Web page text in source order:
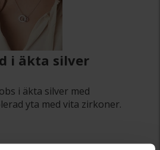
i äkta silver
i äkta silver med
yta med vita zirkoner.